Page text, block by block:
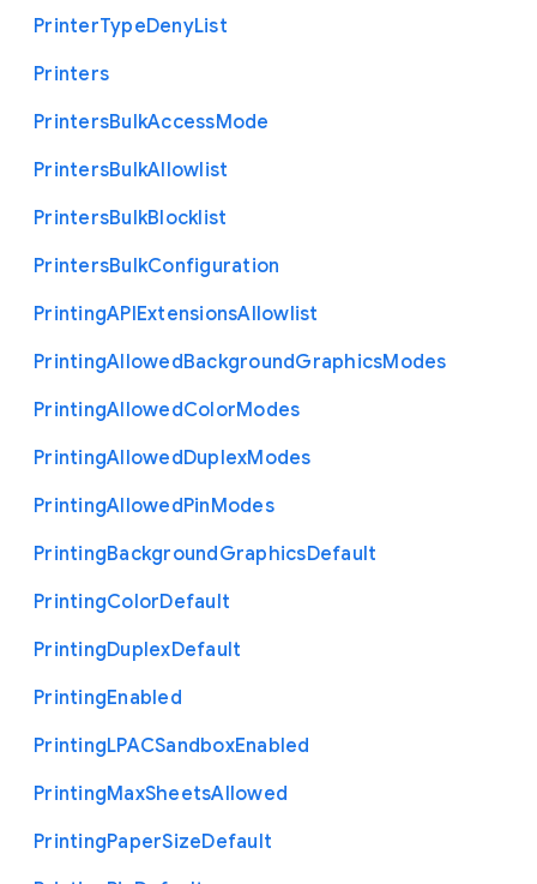
PrinterTypeDenyList
Printers
PrintersBulkAccessMode
PrintersBulkAllowlist
PrintersBulkBlocklist
PrintersBulkConfiguration
PrintingAPIExtensionsAllowlist
PrintingAllowedBackgroundGraphicsModes
PrintingAllowedColorModes
PrintingAllowedDuplexModes
PrintingAllowedPinModes
PrintingBackgroundGraphicsDefault
PrintingColorDefault
PrintingDuplexDefault
PrintingEnabled
PrintingLPACSandboxEnabled
PrintingMaxSheetsAllowed
PrintingPaperSizeDefault